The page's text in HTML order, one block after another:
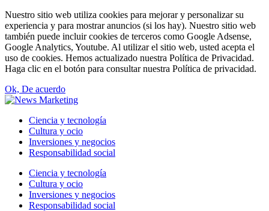
Nuestro sitio web utiliza cookies para mejorar y personalizar su
experiencia y para mostrar anuncios (si los hay). Nuestro sitio web
también puede incluir cookies de terceros como Google Adsense,
Google Analytics, Youtube. Al utilizar el sitio web, usted acepta el
uso de cookies. Hemos actualizado nuestra Política de Privacidad.
Haga clic en el botón para consultar nuestra Política de privacidad.
Ok, De acuerdo
Ciencia y tecnología
Cultura y ocio
Inversiones y negocios
Responsabilidad social
Ciencia y tecnología
Cultura y ocio
Inversiones y negocios
Responsabilidad social